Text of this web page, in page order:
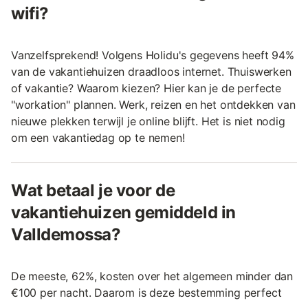
wifi?
Vanzelfsprekend! Volgens Holidu's gegevens heeft 94%
van de vakantiehuizen draadloos internet. Thuiswerken
of vakantie? Waarom kiezen? Hier kan je de perfecte
"workation" plannen. Werk, reizen en het ontdekken van
nieuwe plekken terwijl je online blijft. Het is niet nodig
om een vakantiedag op te nemen!
Wat betaal je voor de
vakantiehuizen gemiddeld in
Valldemossa?
De meeste, 62%, kosten over het algemeen minder dan
€100 per nacht. Daarom is deze bestemming perfect